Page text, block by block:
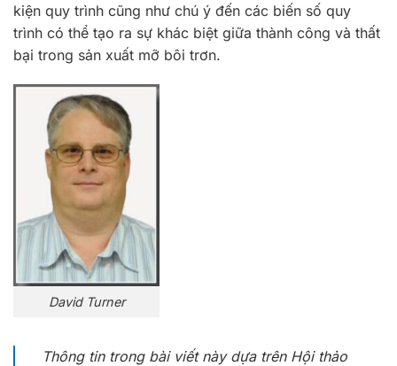
kiện quy trình cũng như chú ý đến các biến số quy
trình có thể tạo ra sự khác biệt giữa thành công và thất
bại trong sản xuất mỡ bôi trơn.
David Turner
Thông tin trong bài viết này dựa trên Hội thảo